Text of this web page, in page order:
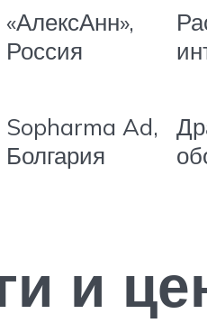
«АлексАнн»,
Россия
Sopharma Ad,
Болгария
и